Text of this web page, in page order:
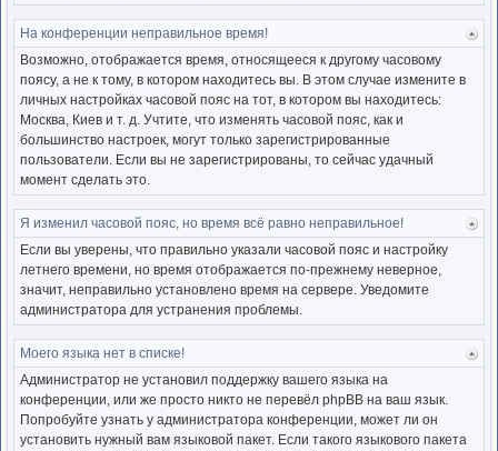
На конференции неправильное время!
Возможно, отображается время, относящееся к другому часовому
поясу, а не к тому, в котором находитесь вы. В этом случае измените в
личных настройках часовой пояс на тот, в котором вы находитесь:
Москва, Киев и т. д. Учтите, что изменять часовой пояс, как и
большинство настроек, могут только зарегистрированные
пользователи. Если вы не зарегистрированы, то сейчас удачный
момент сделать это.
Я изменил часовой пояс, но время всё равно неправильное!
Если вы уверены, что правильно указали часовой пояс и настройку
летнего времени, но время отображается по-прежнему неверное,
значит, неправильно установлено время на сервере. Уведомите
администратора для устранения проблемы.
Моего языка нет в списке!
Администратор не установил поддержку вашего языка на
конференции, или же просто никто не перевёл phpBB на ваш язык.
Попробуйте узнать у администратора конференции, может ли он
установить нужный вам языковой пакет. Если такого языкового пакета